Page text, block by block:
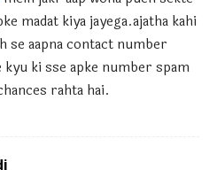
madat kiya jayega.ajatha kahi
se aapna contact number
kyu ki sse apke number spam
rahta hai.